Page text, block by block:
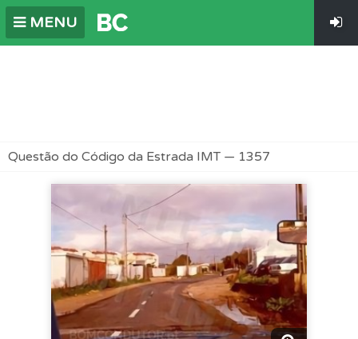
MENU
Questão do Código da Estrada IMT — 1357